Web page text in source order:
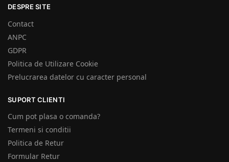
DESPRE SITE
Contact
ANPC
GDPR
Politica de Utilizare Cookie
Prelucrarea datelor cu caracter personal
SUPORT CLIENTI
Cum pot plasa o comanda?
Termeni si conditii
Politica de Retur
Formular Retur